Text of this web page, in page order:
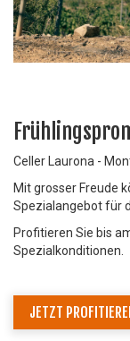
Celler Laurona -
Mit grosser Freude
Spezialangebot für
Profitieren Sie bis
Spezialkonditionen.
JETZT